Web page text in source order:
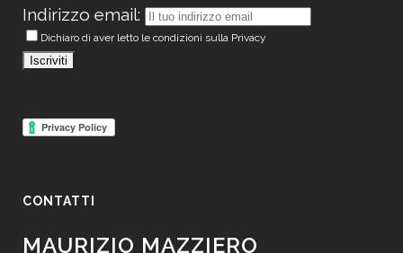
Indirizzo email:
Dichiaro di aver letto le condizioni sulla Privacy
CONTATTI
MAURIZIO MAZZIERO